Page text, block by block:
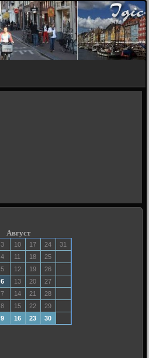
Август
3 10 17 24
31
4 11 18
25
5 12 19
26
6 13 20
27
7 14 21
28
8 15 22
29
9 16 23 30